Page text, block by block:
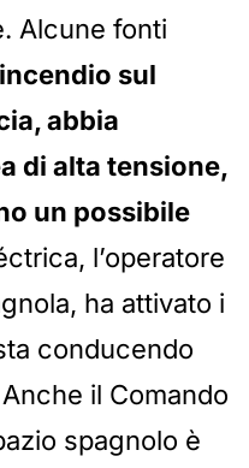
Alcune fonti
incendio sul
abbia
di alta tensione,
un possibile
l’operatore
ha attivato i
conducendo
il Comando
spagnolo è